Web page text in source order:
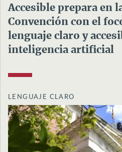
Accesible prepara en
Convención con el
lenguaje claro y
inteligencia artificial
LENGUAJE CLARO